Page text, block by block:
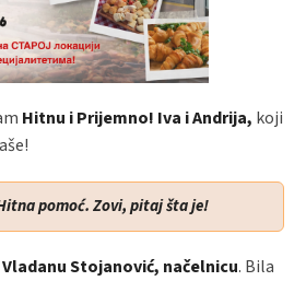
Hitnu i Prijemno! Iva i Andrija, koji
pomoć. Zovi, pitaj šta je!
Stojanović, načelnicu. Bila